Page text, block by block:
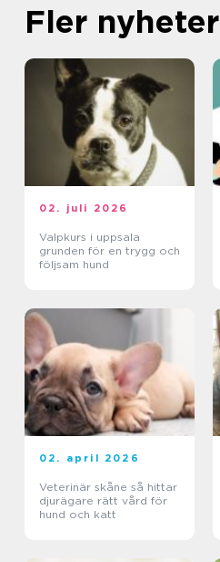
Fler nyheter
02. juli 2026
Valpkurs i uppsala
grunden för en trygg och
följsam hund
02. april 2026
Veterinär skåne så hittar
djurägare rätt vård för
hund och katt